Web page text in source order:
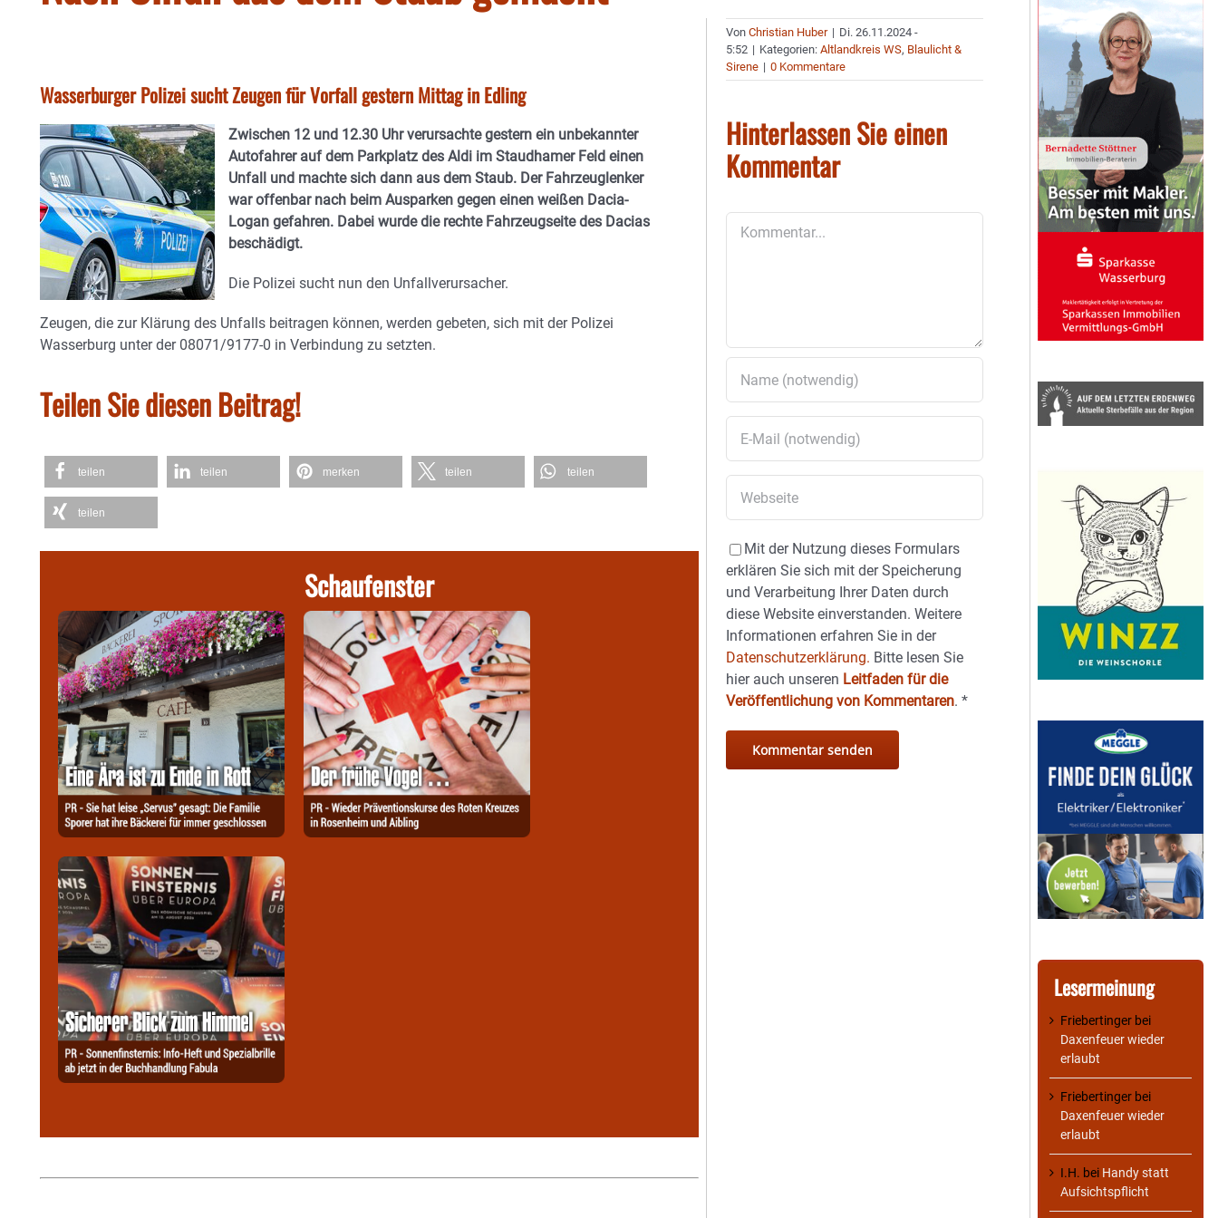
Wasserburger Polizei sucht Zeugen für Vorfall gestern Mittag in Edling
Zwischen 12 und 12.30 Uhr verursachte gestern ein unbekannter
Autofahrer auf dem Parkplatz des Aldi im Staudhamer Feld einen
Unfall und machte sich dann aus dem Staub. Der Fahrzeuglenker
war offenbar nach beim Ausparken gegen einen weißen Dacia-
Logan gefahren. Dabei wurde die rechte Fahrzeugseite des Dacias
beschädigt.
Die Polizei sucht nun den Unfallverursacher.
Zeugen, die zur Klärung des Unfalls beitragen können, werden gebeten, sich mit der Polizei
Wasserburg unter der 08071/9177-0 in Verbindung zu setzten.
Teilen Sie diesen Beitrag!
teilen teilen merken teilen teilen
teilen
Schaufenster
VonChristian Huber | Di. 26.11.2024 -
5:52 | Kategorien:Altlandkreis WS, Blaulicht &
Sirene | 0 Kommentare
Hinterlassen Sie einen
Kommentar
Mit der Nutzung dieses Formulars
erklären Sie sich mit der Speicherung
und Verarbeitung Ihrer Daten durch
diese Website einverstanden. Weitere
Informationen erfahren Sie in der
Datenschutzerklärung. Bitte lesen Sie
hier auch unseren Leitfaden für die
Veröffentlichung von Kommentaren.*
Lesermeinung
Friebertinger bei
Daxenfeuer wieder
erlaubt
Friebertinger bei
Daxenfeuer wieder
erlaubt
I.H. bei Handy statt
Aufsichtspflicht